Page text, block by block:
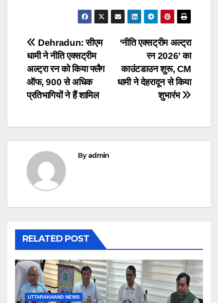
Post
navigation
‘नीति एक्सट्रीम अल्ट्रा
रन 2026’ का
काउंटडाउन शुरू, CM
धामी ने देहरादून से किया
शुभारंभ
Dehradun: सीएम
धामी ने नीति एक्सट्रीम
अल्ट्रा रन को किया फ्लैग
ऑफ, 900 से अधिक
प्रतिभागियों ने हैं शामिल
Byadmin
RELATED POST
UTTARAKHAND NEWS